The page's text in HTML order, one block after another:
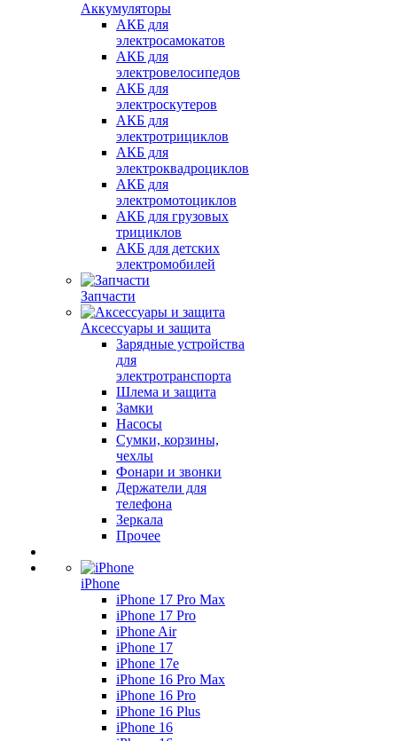
Аккумуляторы
АКБ для
электросамокатов
АКБ для
электровелосипедов
АКБ для
электроскутеров
АКБ для
электротрициклов
АКБ для
электроквадроциклов
АКБ для
электромотоциклов
АКБ для грузовых
трициклов
АКБ для детских
электромобилей
Запчасти
Аксессуары и защита
Зарядные устройства
для
электротранспорта
Шлема и защита
Замки
Насосы
Сумки, корзины,
чехлы
Фонари и звонки
Держатели для
телефона
Зеркала
Прочее
iPhone
iPhone 17 Pro Max
iPhone 17 Pro
iPhone Air
iPhone 17
iPhone 17e
iPhone 16 Pro Max
iPhone 16 Pro
iPhone 16 Plus
iPhone 16